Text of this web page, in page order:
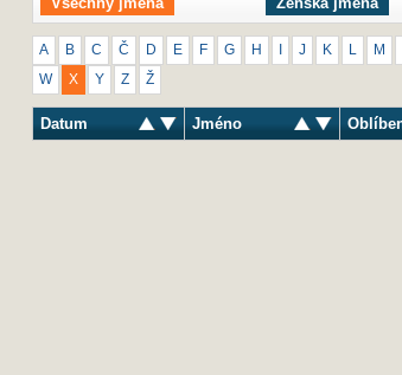
A B C Č D E F G H J K M
W X Y Z Ž
Datum Jméno